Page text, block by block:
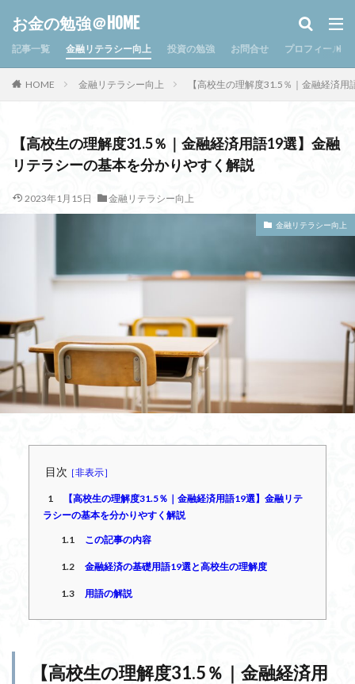
お金の勉強＠HOME
記事一覧 金融リテラシー向上 投資の勉強 お問合せ プロフィール
HOME 金融リテラシー向上 【高校生の理解度31.5％｜金融経済
【高校生の理解度31.5％｜金融経済用語19選】金融
リテラシーの基本を分かりやすく解説
2023年1月15日 金融リテラシー向上
金融リテラシー向上
目次
1
【高校生の理解度31.5％｜金融経済用語19選】金融リテ
ラシーの基本を分かりやすく解説
1.1 この記事の内容
1.2 金融経済の基礎用語19選と高校生の理解度
1.3 用語の解説
【高校生の理解度31.5％｜金融経済用